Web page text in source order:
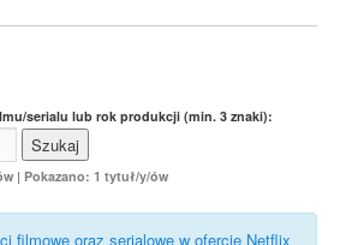
serialu lub rok produkcji (min. 3 znaki):
| Pokazano: 1 tytuł/y/ów
filmowe oraz serialowe w ofercie Netflix